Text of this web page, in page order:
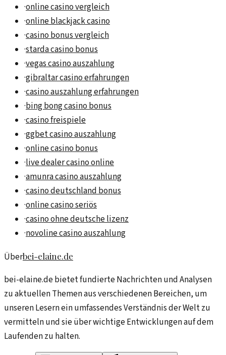
·online casino vergleich
·online blackjack casino
·casino bonus vergleich
·starda casino bonus
·vegas casino auszahlung
·gibraltar casino erfahrungen
·casino auszahlung erfahrungen
·bing bong casino bonus
·casino freispiele
·ggbet casino auszahlung
·online casino bonus
·live dealer casino online
·amunra casino auszahlung
·casino deutschland bonus
·online casino seriös
·casino ohne deutsche lizenz
·novoline casino auszahlung
Überbei-elaine.de
bei-elaine.de bietet fundierte Nachrichten und Analysen
zu aktuellen Themen aus verschiedenen Bereichen, um
unseren Lesern ein umfassendes Verständnis der Welt zu
vermitteln und sie über wichtige Entwicklungen auf dem
Laufenden zu halten.